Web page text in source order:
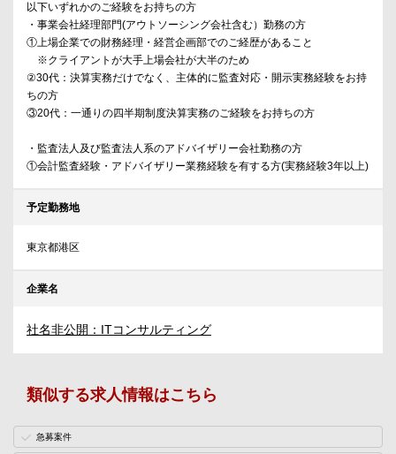
以下いずれかのご経験をお持ちの方
・事業会社経理部門(アウトソーシング会社含む）勤務の方
①上場企業での財務経理・経営企画部でのご経歴があること
※クライアントが大手上場会社が大半のため
②30代：決算実務だけでなく、主体的に監査対応・開示実務経験をお持
ちの方
③20代：一通りの四半期制度決算実務のご経験をお持ちの方
・監査法人及び監査法人系のアドバイザリー会社勤務の方
①会計監査経験・アドバイザリー業務経験を有する方(実務経験3年以上)
予定勤務地
東京都港区
企業名
社名非公開：ITコンサルティング
類似する求人情報はこちら
急募案件